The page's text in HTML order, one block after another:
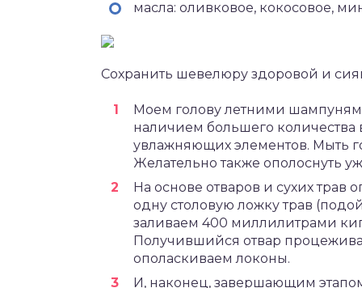
масла: оливковое, кокосовое,
Сохранить шевелюру здоровой и
Моем голову летними
наличием большего количества
увлажняющих элементов. Мыть
Желательно также ополоснуть
На основе отваров и сухих трав
одну столовую ложку трав
заливаем 400 миллилитрами
Получившийся отвар
ополаскиваем локоны.
И, наконец, завершающим